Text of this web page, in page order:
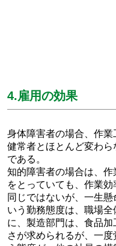
4.雇用の効果
身体障害者の場合、作
健常者とほとんど変わ
である。
知的障害者の場合は、
をとっていても、作業
同じではないが、一生
いう勤務態度は、職場
に、製造部門は、食品
さが求められるが、一